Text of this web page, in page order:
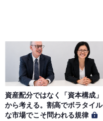
資産配分ではなく「資本構成」
から考える。割高でボラタイル
な市場でこそ問われる規律